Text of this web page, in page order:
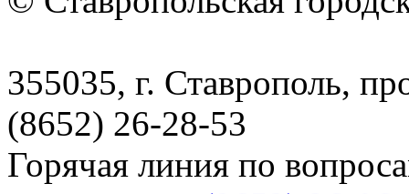
355035, г. Ставрополь,
(8652) 26-28-53
Горячая линия по